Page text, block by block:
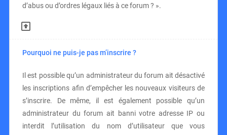
d’abus ou d’ordres légaux liés à ce forum ? ».
Pourquoi ne puis-je pas m’inscrire ?
Il est possible qu’un administrateur du forum ait désactivé
les inscriptions afin d’empêcher les nouveaux visiteurs de
s’inscrire. De même, il est également possible qu’un
administrateur du forum ait banni votre adresse IP ou
interdit l’utilisation du nom d’utilisateur que vous